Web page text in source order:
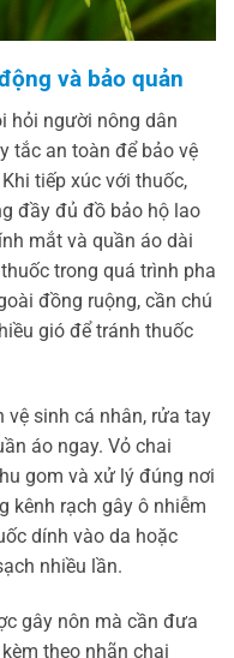
và bảo quản
hỏi người nông dân
tắc an toàn để bảo vệ
tiếp xúc với thuốc,
đầy đủ đồ bảo hộ lao
mắt và quần áo dài
trong quá trình pha
đồng ruộng, cần chú
gió để tránh thuốc
vệ sinh cá nhân, rửa tay
áo ngay. Vỏ chai
gom và xử lý đúng nơi
kênh rạch gây ô nhiễm
dính vào da hoặc
nhiều lần.
gây nôn mà cần đưa
theo nhãn chai